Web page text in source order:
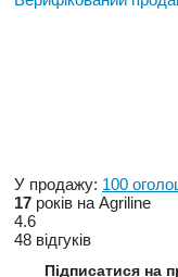
У продажу: 100
17 років на Agriline
4.6
48 відгуків
Підписатися на